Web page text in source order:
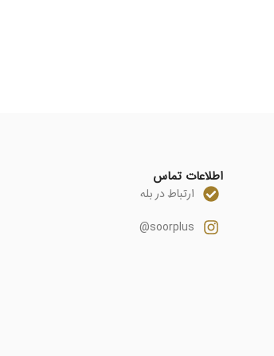
اطلاعات تماس
ارتباط در بله
soorplus@